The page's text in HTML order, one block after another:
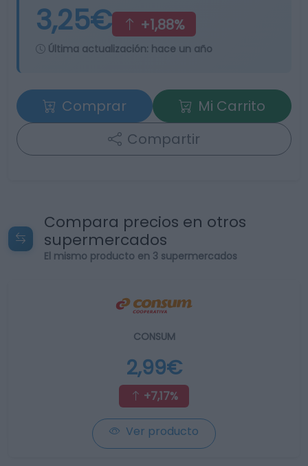
3,25€ +1,88%
Última actualización: hace un año
Comprar
Mi Carrito
Compartir
Compara precios en otros
supermercados
El mismo producto en 3 supermercados
CONSUM
2,99€
+7,17%
Ver producto